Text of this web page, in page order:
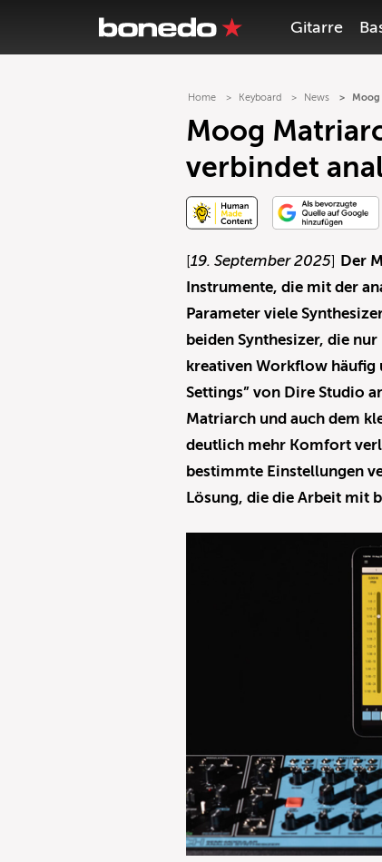
Gitarre
Home Keyboard News Moog
Moog
verbindet
[19. September 2025] Der
Instrumente, die mit der
Parameter viele
beiden Synthesizer, die
kreativen Workflow häufig
Settings” von Dire Studio
Matriarch und auch dem
deutlich mehr Komfort
bestimmte Einstellungen
Lösung, die die Arbeit mit